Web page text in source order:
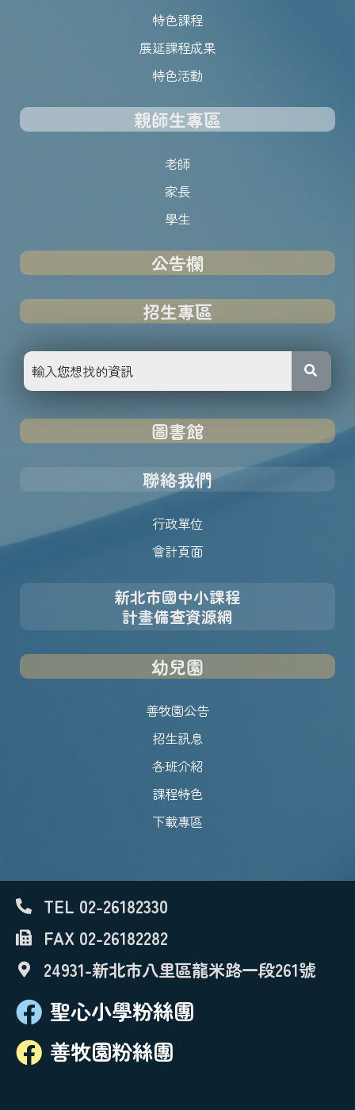
特色課程
展延課程成果
特色活動
親師生專區
老師
家長
學生
公告欄
招生專區
圖書館
聯絡我們
行政單位
會計頁面
新北市國中小課程
計畫備查資源網
幼兒園
善牧園公告
招生訊息
各班介紹
課程特色
下載專區
TEL 02-26182330
FAX 02-26182282
24931-新北市八里區龍米路一段261號
聖心小學粉絲團
善牧園粉絲團